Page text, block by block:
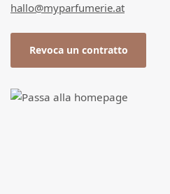
hallo@myparfumerie.at
Revoca un contratto